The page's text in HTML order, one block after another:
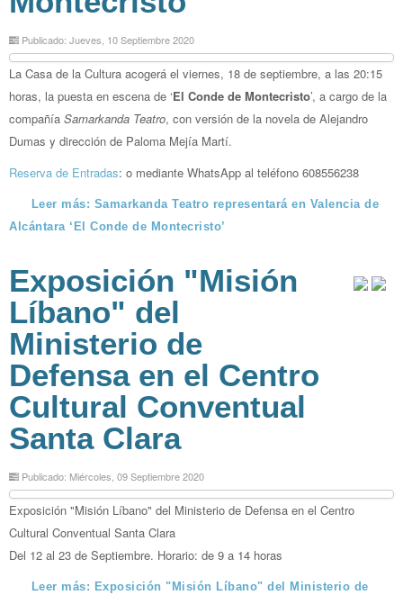
Publicado: Jueves, 10 Septiembre 2020
La Casa de la Cultura acogerá el viernes, 18 de septiembre, a las 20:15
horas, la puesta en escena de ‘El Conde de Montecristo’, a cargo de la
compañía Samarkanda Teatro, con versión de la novela de Alejandro
Dumas y dirección de Paloma Mejía Martí.
Reserva de Entradas: o mediante WhatsApp al teléfono 608556238
Leer más: Samarkanda Teatro representará en Valencia de
Alcántara ‘El Conde de Montecristo’
Exposición "Misión
Líbano" del
Ministerio de
Defensa en el Centro
Cultural Conventual
Santa Clara
Publicado: Miércoles, 09 Septiembre 2020
Exposición "Misión Líbano" del Ministerio de Defensa en el Centro
Cultural Conventual Santa Clara
Del 12 al 23 de Septiembre. Horario: de 9 a 14 horas
Leer más: Exposición "Misión Líbano" del Ministerio de